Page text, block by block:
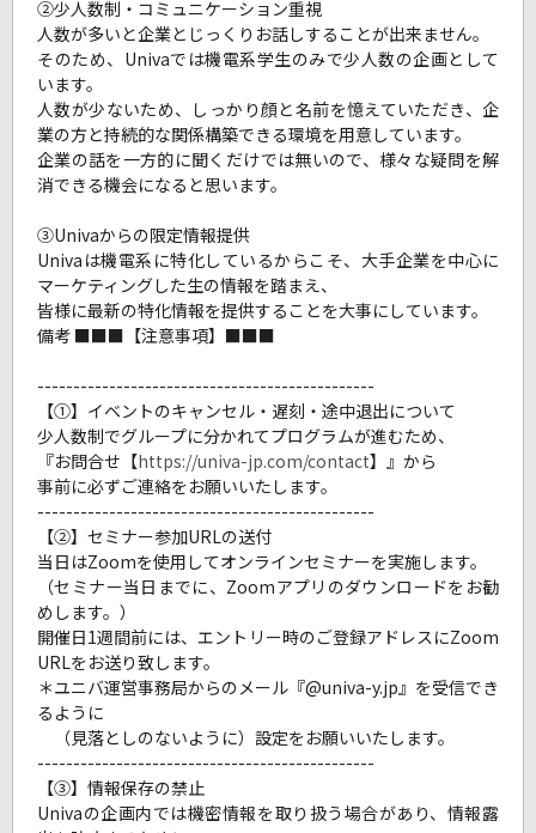
②少人数制・コミュニケーション重視
人数が多いと企業とじっくりお話しすることが出来ません。
そのため、Univaでは機電系学生のみで少人数の企画として
います。
人数が少ないため、しっかり顔と名前を憶えていただき、企
業の方と持続的な関係構築できる環境を用意しています。
企業の話を一方的に聞くだけでは無いので、様々な疑問を解
消できる機会になると思います。
③Univaからの限定情報提供
Univaは機電系に特化しているからこそ、大手企業を中心に
マーケティングした生の情報を踏まえ、
皆様に最新の特化情報を提供することを大事にしています。
備考 ■■■【注意事項】■■■
-----------------------------------------------
【①】イベントのキャンセル・遅刻・途中退出について
少人数制でグループに分かれてプログラムが進むため、
『お問合せ【https://univa-jp.com/contact】』から
事前に必ずご連絡をお願いいたします。
-----------------------------------------------
【②】セミナー参加URLの送付
当日はZoomを使用してオンラインセミナーを実施します。
（セミナー当日までに、Zoomアプリのダウンロードをお勧
めします。）
開催日1週間前には、エントリー時のご登録アドレスにZoom
URLをお送り致します。
＊ユニバ運営事務局からのメール『@univa-y.jp』を受信でき
るように
（見落としのないように）設定をお願いいたします。
-----------------------------------------------
【③】情報保存の禁止
Univaの企画内では機密情報を取り扱う場合があり、情報露